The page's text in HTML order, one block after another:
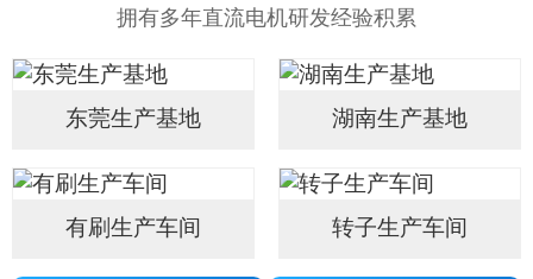
拥有多年直流电机研发经验积累
东莞生产基地 湖南生产基地
有刷生产车间 转子生产车间